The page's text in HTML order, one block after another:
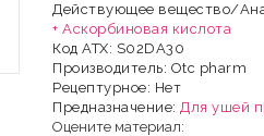
Действующее вещество/
+ Аскорбиновая кислота
Код АТХ: S02DA30
Производитель: Otc pharm
Рецептурное: Нет
Предназначение:Для ушей
Оцените материал: